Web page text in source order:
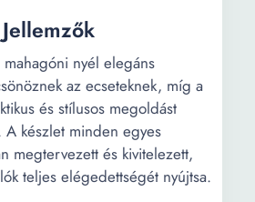
nyél elegáns
az ecseteknek, míg a
és stílusos megoldást
A készlet minden egyes
megtervezett és kivitelezett,
teljes elégedettségét nyújtsa.